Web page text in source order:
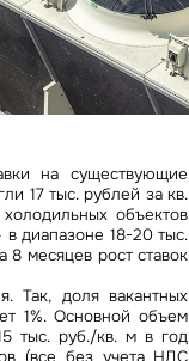
на существующие
17 тыс. рублей за кв.
объектов
в диапазоне 18-20 тыс.
месяцев рост ставок
Так, доля вакантных
1%. Основной объем
тыс. руб./кв. м в год
(все без учета НДС